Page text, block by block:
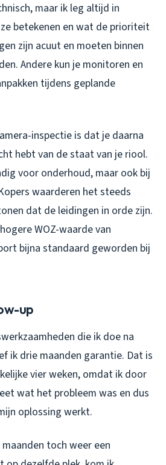
maar ik leg altijd in
betekenen en wat de prioriteit
zijn acuut en moeten binnen
Andere kun je monitoren en
tijdens geplande
inspectie is dat je daarna
hebt van de staat van je riool.
voor onderhoud, maar ook bij
waarderen het steeds
dat de leidingen in orde zijn.
WOZ-waarde van
bijna standaard geworden bij
up
die ik doe na
ik drie maanden garantie. Dat is
vier weken, omdat ik door
wat het probleem was en dus
oplossing werkt.
toch weer een